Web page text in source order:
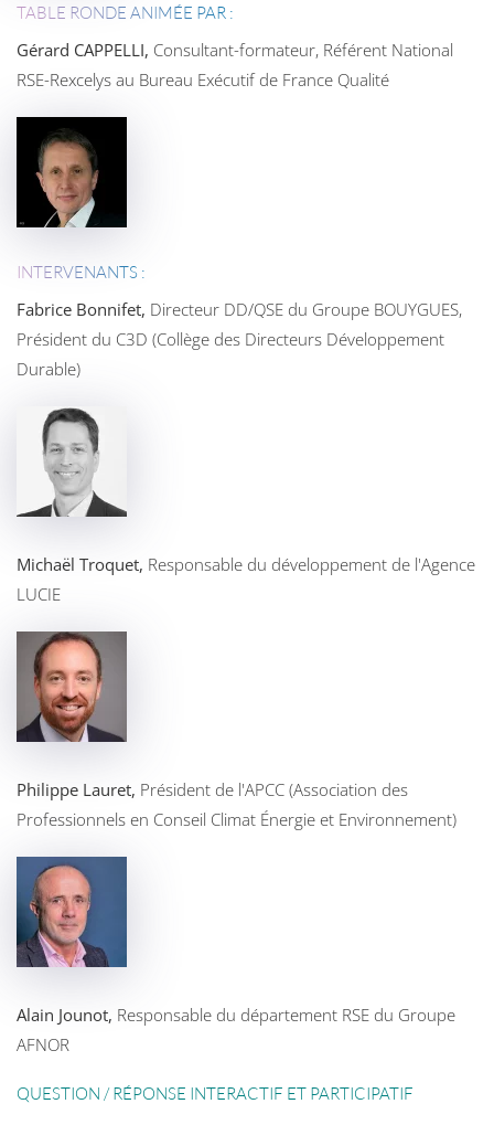
TABLE RONDE ANIMÉE PAR :
Gérard CAPPELLI, Consultant-formateur, Référent National
RSE-Rexcelys au Bureau Exécutif de France Qualité
INTERVENANTS :
Fabrice Bonnifet, Directeur DD/QSE du Groupe BOUYGUES,
Président du C3D (Collège des Directeurs Développement
Durable)
Michaël Troquet, Responsable du développement de l'Agence
LUCIE
Philippe Lauret, Président de l'APCC (Association des
Professionnels en Conseil Climat Énergie et Environnement)
Alain Jounot, Responsable du département RSE du Groupe
AFNOR
QUESTION / RÉPONSE INTERACTIF ET PARTICIPATIF